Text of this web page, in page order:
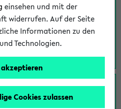
zu erstellen und alle weiteren
zu nutzen,
Anmeldung über Ihr Uni
Studierenden
haben, können Sie das
verwenden:
einsehen und mit der
widerrufen. Auf der Seite
Informationen zu den
Technologien.
Cookies zulassen